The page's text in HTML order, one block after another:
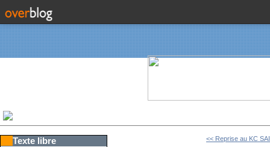
Texte libre << Reprise au KC